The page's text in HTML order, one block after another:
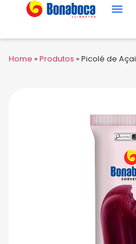
Home »Produtos »Picolé de Açai